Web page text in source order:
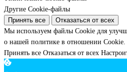
Другие Cookie-файлы
Принять все
Отказаться от всех
Мы используем файлы Cookie для
о нашей политике в отношении Cookie.
Принять все Отказаться от всех